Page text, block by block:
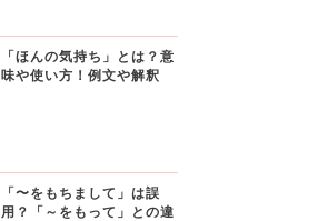
「ほんの気持ち」とは？意
味や使い方！例文や解釈
「〜をもちまして」は誤
用？「～をもって」との違